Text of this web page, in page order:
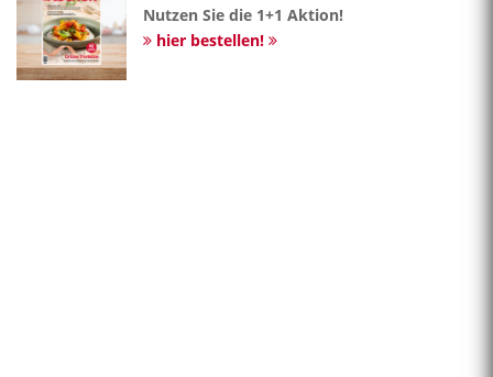
Nutzen Sie die 1+1 Aktion!
hier bestellen!